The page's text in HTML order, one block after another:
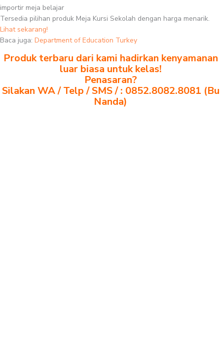
importir meja belajar
Tersedia pilihan produk Meja Kursi Sekolah dengan harga menarik.
Lihat sekarang!
Baca juga: Department of Education Turkey
Produk terbaru dari kami hadirkan kenyamanan
luar biasa untuk kelas!
Penasaran?
Silakan WA / Telp / SMS / : 0852.8082.8081 (Bu
Nanda)